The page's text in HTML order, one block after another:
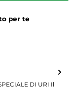
per te
DI URI Il